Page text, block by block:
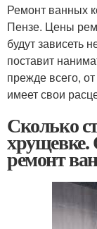
Ремонт ванных
Пензе. Цены
будут зависеть
поставит
прежде всего,
имеет свои
Сколько
хрущевке.
ремонт